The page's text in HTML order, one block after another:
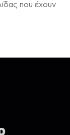
που έχουν